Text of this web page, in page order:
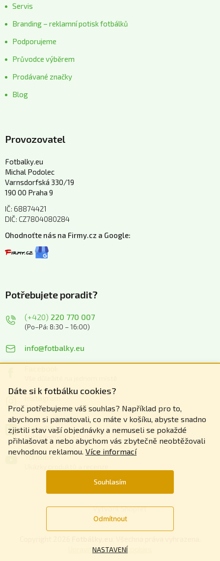
Dáte si k fotbálku cookies?
Proč potřebujeme váš souhlas? Například pro to,
abychom si pamatovali, co máte v košíku, abyste snadno
zjistili stav vaší objednávky a nemuseli se pokaždé
přihlašovat a nebo abychom vás zbytečně neobtěžovali
nevhodnou reklamou. Více informací
Souhlasím
NASTAVENÍ
Odmítnout
Servis
Branding – reklamní potisk fotbálků
Podporujeme
Průvodce výběrem
Prodávané značky
Blog
Provozovatel
Fotbalky.eu
Michal Podolec
Varnsdorfská 330/19
190 00 Praha 9
IČ: 68874421
DIČ: CZ7804080284
Ohodnoťte nás na Firmy.cz a Google:
Potřebujete poradit?
(+420) 220 770 007
(Po–Pá: 8:30 – 16:00)
info@fotbalky.eu
Zážitky z našich akcí
Linkedin
Nahlédněte do zákulisí
Youtube
Vytvořil Shoptet
Upravit nastavení cookies